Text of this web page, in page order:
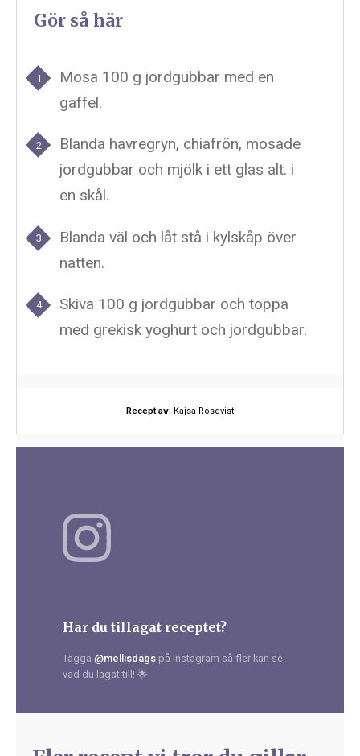
Gör så här
Mosa 100 g jordgubbar med en
gaffel.
Blanda havregryn, chiafrön, mosade
jordgubbar och mjölk i ett glas alt. i
en skål.
Blanda väl och låt stå i kylskåp över
natten.
Skiva 100 g jordgubbar och toppa
med grekisk yoghurt och jordgubbar.
Recept av: Kajsa Rosqvist
Har du tillagat receptet?
Tagga @mellisdags på Instagram så fler kan se
vad du lagat till! 🌟